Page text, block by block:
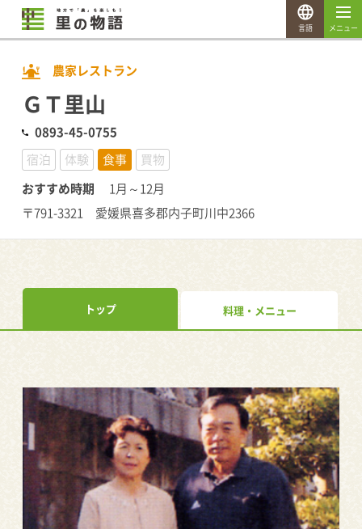
農家レストラン
ＧＴ里山
0893-45-0755
宿泊
体験 食事
買物
おすすめ時期
1月～12月
〒791-3321 愛媛県喜多郡内子町川中2366
トップ 料理・メニュー
メニュー
言語